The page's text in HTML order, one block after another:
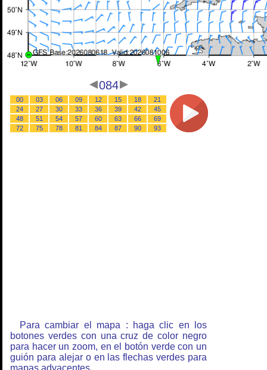
084
00 03 06 09 12 15 18
21
24
27 30 33 36 39 42
45
48
51 54 57 60 63 66
69
72
75 78 81 84 87 90 93
Para cambiar el mapa : haga clic en los
botones verdes con una cruz de color negro
para hacer un zoom, en el botón verde con un
guión para alejar o en las flechas verdes para
mapas adyacentes.